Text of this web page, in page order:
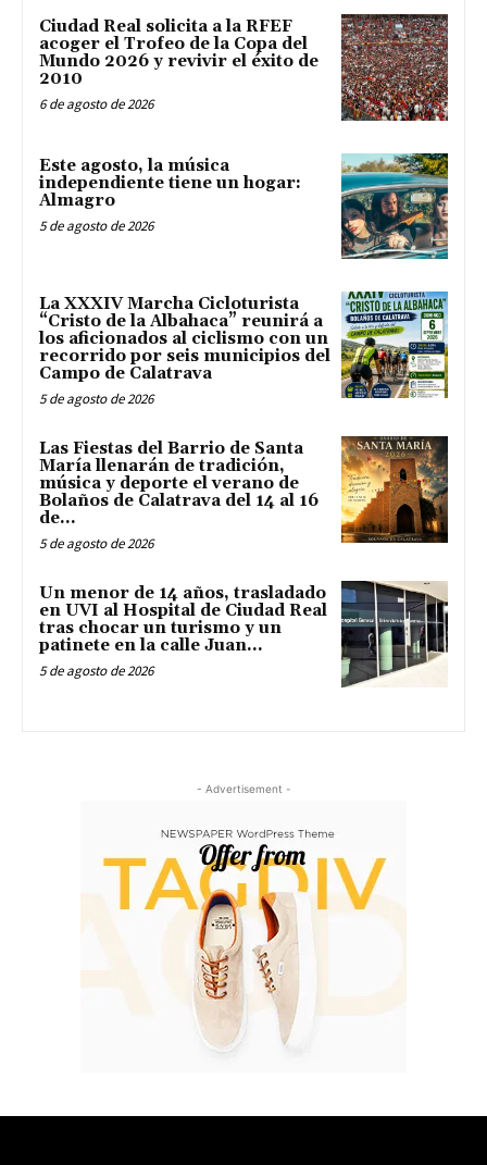
Ciudad Real solicita a la RFEF
acoger el Trofeo de la Copa del
Mundo 2026 y revivir el éxito de
2010
6 de agosto de 2026
Este agosto, la música
independiente tiene un hogar:
Almagro
5 de agosto de 2026
La XXXIV Marcha Cicloturista
“Cristo de la Albahaca” reunirá a
los aficionados al ciclismo con un
recorrido por seis municipios del
Campo de Calatrava
5 de agosto de 2026
Las Fiestas del Barrio de Santa
María llenarán de tradición,
música y deporte el verano de
Bolaños de Calatrava del 14 al 16
de...
5 de agosto de 2026
Un menor de 14 años, trasladado
en UVI al Hospital de Ciudad Real
tras chocar un turismo y un
patinete en la calle Juan...
5 de agosto de 2026
- Advertisement -